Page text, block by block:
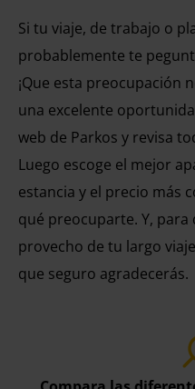
Si tu viaje, de trabajo o
probablemente te
¡Que esta preocupación
una excelente
web de Parkos y revisa
Luego escoge el mejor
estancia y el precio más
qué preocuparte. Y, para
provecho de tu largo
que seguro agradecerás.